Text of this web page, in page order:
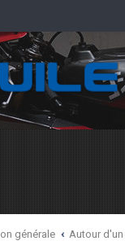
générale Autour